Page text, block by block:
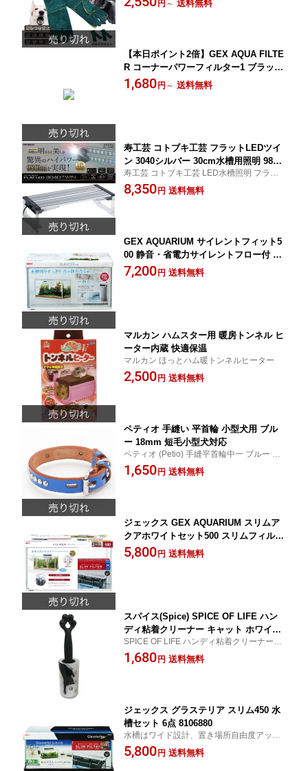
つけ 躾
円 ～ 送料無料
【本日ポイント2倍】GEX AQUA FILTE
R コーナーパワーフィルター1 ブラック
縦・横設置 静音設計 活性炭+ハードマ
ット 母の日
1,680 円 ～ 送料無料
寿工芸 コトブキ工芸 フラットLEDツイ
ン 3040シルバー 30cm水槽用照明 980l
m 5W
寿工芸 コトブキ工芸 LED水槽照明 フラッ
トツイン 3040 シルバー 30cm 980lm 5W
8,350 円 送料無料
GEX AQUARIUM サイレントフィット5
00 静音・省電力サイレントフロー付 ホ
ワイトフレーム水槽W50×D24×H29cm
約30L
7,200 円 送料無料
マルカン ハムスター用 暖房トンネル ヒ
ーター内蔵 快適保温
マルカン ほっとハム暖トンネルヒーター
2,500 円 送料無料
ペティオ 手縫い 平首輪 小型犬用 ブル
ー 18mm 短毛小型犬対応
ペティオ (Petio) 手縫平首輪中一 ブルー 短
毛・小型犬用 18mm
1,650 円 送料無料
ジェックス GEX AQUARIUM スリムア
クアホワイトセット500 スリムフィルタ
ー付属 ガラス 水槽 金魚 ホワイトフレ
ーム水槽W50×D24×H29cm 約30L
5,800 円 送料無料
スパイス(Spice) SPICE OF LIFE ハン
ディ粘着クリーナー キャット ホワイト
ブラック 直径5.5cm 高さ23cm JYLH10
10WH
SPICE OF LIFE ハンディ粘着クリーナー キ
ャット ホワイト ブラック 直径5.5cm 高さ2
3cm JYLH1010WH
1,680 円 送料無料
ジェックス グラステリア スリム450 水
槽セット 6点 8106880
水槽はワイド設計、置き場所自由度アップ
のスリムスタイル！
5,800 円 送料無料